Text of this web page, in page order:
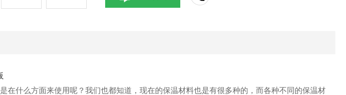
在什么方面来使用呢？我们也都知道，现在的保温材料也是有很多种的，而各种不同的保温材